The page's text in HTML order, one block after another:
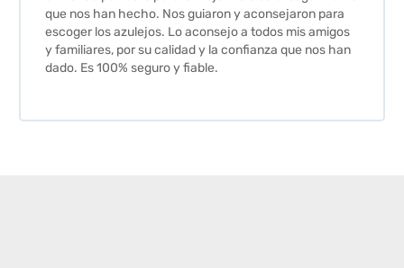
que nos han hecho. Nos guiaron y aconsejaron para
escoger los azulejos. Lo aconsejo a todos mis amigos
y familiares, por su calidad y la confianza que nos han
dado. Es 100% seguro y fiable.